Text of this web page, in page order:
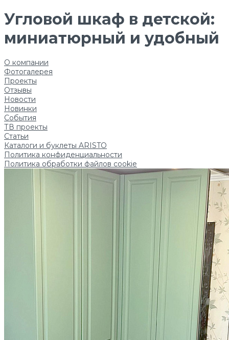
Угловой шкаф в детской:
миниатюрный и удобный
О компании
Фотогалерея
Проекты
Отзывы
Новости
Новинки
События
ТВ проекты
Статьи
Каталоги и буклеты ARISTO
Политика конфиденциальности
Политика обработки файлов cookie